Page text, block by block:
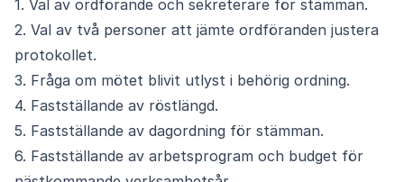
1. Val av ordförande och sekreterare för stämman.
2. Val av två personer att jämte ordföranden justera
protokollet.
3. Fråga om mötet blivit utlyst i behörig ordning.
4. Fastställande av röstlängd.
5. Fastställande av dagordning för stämman.
6. Fastställande av arbetsprogram och budget för